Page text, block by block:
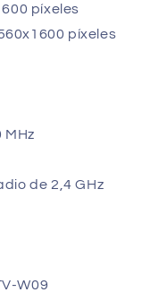
píxeles
píxeles
MHz
de 2,4 GHz
W09